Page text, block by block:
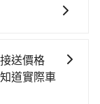
17分鐘、車費
少部分小黃司
或恣意繞
送，則每人平
果在路邊攔不
依照里程跳錶
改預約tripool
不按錶計費，
明的價格以及
客戶有更經
同需求的旅
送價格
道實際車